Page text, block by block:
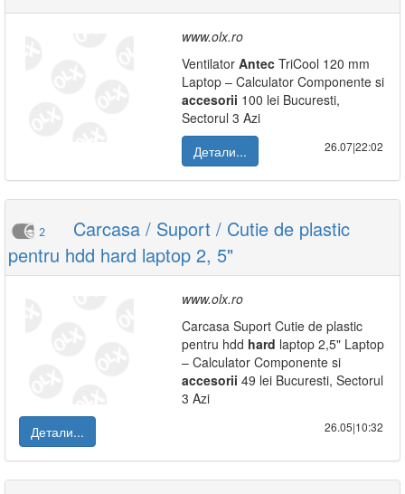
www.olx.ro
Ventilator Antec TriCool 120 mm
Laptop – Calculator Componente si
accesorii 100 lei Bucuresti,
Sectorul 3 Azi
Детали...
26.07|22:02
2
Carcasa / Suport / Cutie de plastic
pentru hdd hard laptop 2, 5"
www.olx.ro
Carcasa Suport Cutie de plastic
pentru hdd hard laptop 2,5" Laptop
– Calculator Componente si
accesorii 49 lei Bucuresti, Sectorul
3 Azi
Детали...
26.05|10:32